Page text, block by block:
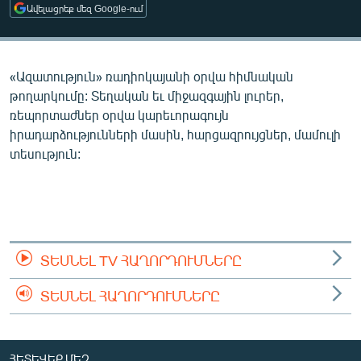
ՄԻՋԱԶԳԱՅԻՆ
ՄՇԱԿՈՒՅԹ
ՍՊՈՐՏ
ՄԵԿՆԱԲԱՆՈՒԹՅՈՒՆ
ՏՏ ԵՒ ԻՆՏԵՐՆԵՏ
ԿՈՐՈՆԱՎԻՐՈՒՍ
ԲԱՆԱՎԵՃ
ՁԳՏԵԼՈՎ ԼԱՎԱԳՈՒՅՆԻՆ
ՓՈԴՔԱՍԹ
Ավելացրեք մեզ Google-ում
«Ազատություն» ռադիոկայանի օրվա հիմնական
թողարկումը: Տեղական եւ միջազգային լուրեր,
ռեպորտաժներ օրվա կարեւորագույն
իրադարձությունների մասին, հարցազրույցներ, մամուլի
տեսություն:
ՏԵՍՆԵԼ TV ՀԱՂՈՐԴՈՒՄՆԵՐԸ
ՏԵՍՆԵԼ ՀԱՂՈՐԴՈՒՄՆԵՐԸ
ՀԵՏԵՎԵՔ ՄԵԶ